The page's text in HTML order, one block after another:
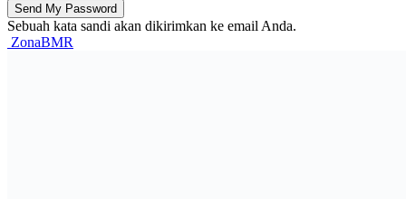
Sebuah kata sandi akan dikirimkan ke email Anda.
ZonaBMR